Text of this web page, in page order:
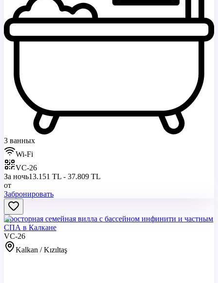
3 ванных
Wi-Fi
VC-26
За ночь13.151 TL - 37.809 TL
от
Забронировать
Просторная семейная вилла с бассейном инфинити и частным
СПА в Калкане
VC-26
Kalkan / Kızıltaş